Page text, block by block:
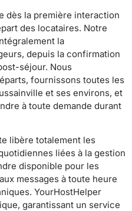
dès la première interaction
des locataires. Notre
la
depuis la confirmation
séjour. Nous
fournissons toutes les
et ses environs, et
à toute demande durant
libère totalement les
liées à la gestion
disponible pour les
messages à toute heure
YourHostHelper
garantissant un service